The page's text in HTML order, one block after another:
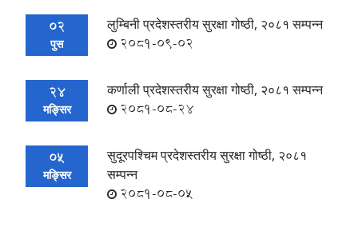
02
पुस
लुम्बिनी प्रदेशस्तरीय सुरक्षा गोष्ठी, २०८१ सम्पन्न
2081-09-02
24
मङ्सिर
कर्णाली प्रदेशस्तरीय सुरक्षा गोष्ठी, २०८१ सम्पन्न
2081-08-24
05
मङ्सिर
सुदूरपश्चिम प्रदेशस्तरीय सुरक्षा गोष्ठी, २०८१
सम्पन्न
2081-08-05